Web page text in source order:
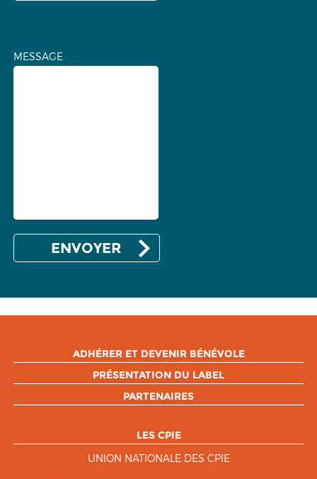
MESSAGE
ADHÉRER ET DEVENIR BÉNÉVOLE
PRÉSENTATION DU LABEL
PARTENAIRES
LES CPIE
UNION NATIONALE DES CPIE